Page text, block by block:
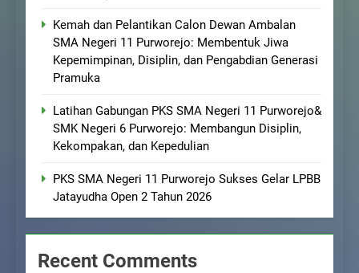
Kemah dan Pelantikan Calon Dewan Ambalan
SMA Negeri 11 Purworejo: Membentuk Jiwa
Kepemimpinan, Disiplin, dan Pengabdian Generasi
Pramuka
Latihan Gabungan PKS SMA Negeri 11 Purworejo&
SMK Negeri 6 Purworejo: Membangun Disiplin,
Kekompakan, dan Kepedulian
PKS SMA Negeri 11 Purworejo Sukses Gelar LPBB
Jatayudha Open 2 Tahun 2026
Recent Comments